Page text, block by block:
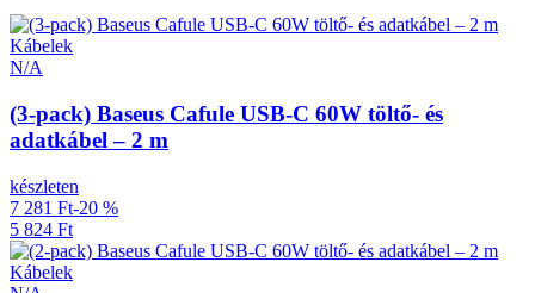
Kábelek
N/A
(3-pack) Baseus Cafule USB-C 60W töltő- és
adatkábel – 2 m
készleten
7 281 Ft-20 %
5 824 Ft
Kábelek